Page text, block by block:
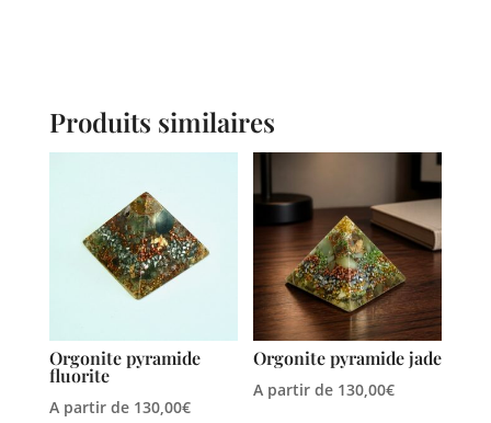
Produits similaires
Orgonite pyramide
fluorite
A partir de 130,00€
Orgonite pyramide jade
A partir de 130,00€